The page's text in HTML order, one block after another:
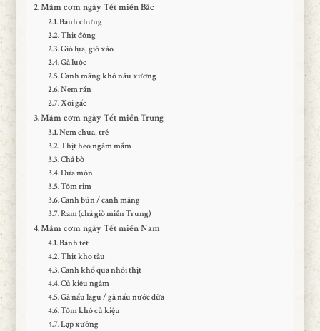
Mâm cơm ngày Tết miền Bắc
Bánh chưng
Thịt đông
Giò lụa, giò xào
Gà luộc
Canh măng khô nấu xương
Nem rán
Xôi gấc
Mâm cơm ngày Tết miền Trung
Nem chua, tré
Thịt heo ngâm mắm
Chả bò
Dưa món
Tôm rim
Canh bún / canh măng
Ram (chả giò miền Trung)
Mâm cơm ngày Tết miền Nam
Bánh tét
Thịt kho tàu
Canh khổ qua nhồi thịt
Củ kiệu ngâm
Gà nấu lagu / gà nấu nước dừa
Tôm khô củ kiệu
Lạp xưởng